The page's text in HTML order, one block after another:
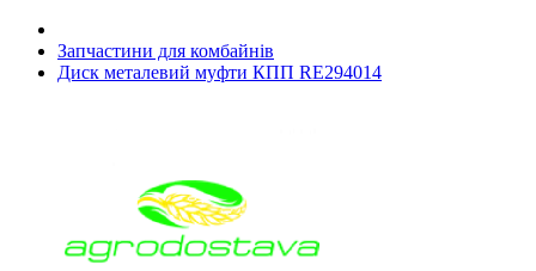
Запчастини для комбайнів
Диск металевий муфти КПП RE294014